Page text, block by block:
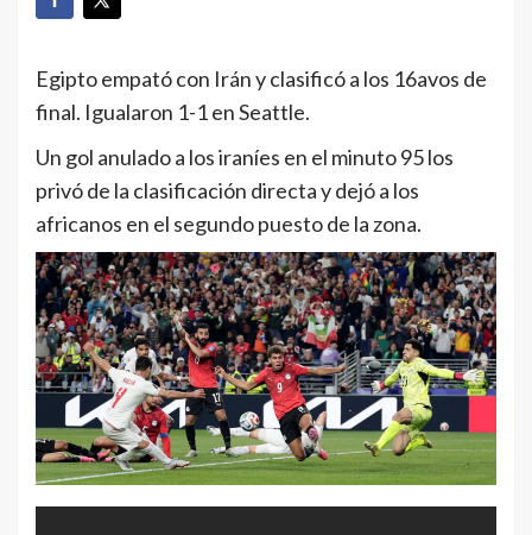
Egipto empató con Irán y clasificó a los 16avos de
final. Igualaron 1-1 en Seattle.
Un gol anulado a los iraníes en el minuto 95 los
privó de la clasificación directa y dejó a los
africanos en el segundo puesto de la zona.